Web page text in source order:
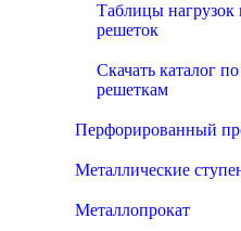
Таблицы
решеток
Скачать каталог
решеткам
Перфорированный
Металлические
Металлопрокат